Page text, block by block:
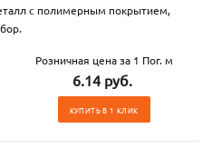
с полимерным покрытием,
Розничная цена за 1 Пог. м
6.14 руб.
КУПИТЬ В 1 КЛИК